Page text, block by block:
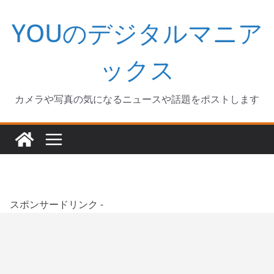
キ
YOUのデジタルマニア
ックス
カメラや写真の気になるニュースや話題をポストします
スポンサードリンク -